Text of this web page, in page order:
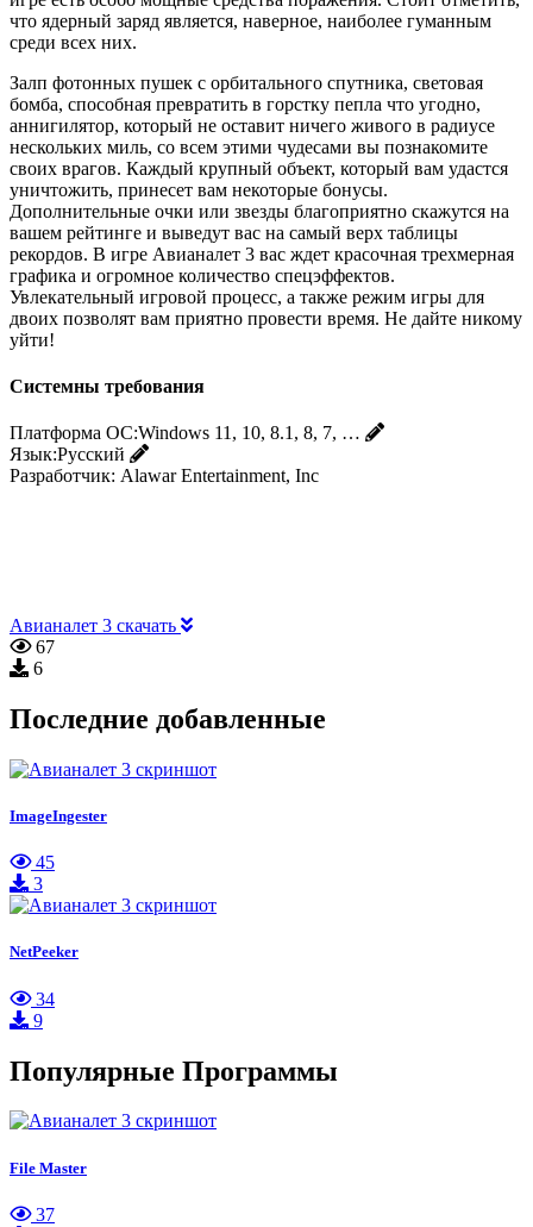
что ядерный заряд является, наверное, наиболее гуманным
среди всех них.
Залп фотонных пушек с орбитального спутника, световая
бомба, способная превратить в горстку пепла что угодно,
аннигилятор, который не оставит ничего живого в радиусе
нескольких миль, со всем этими чудесами вы познакомите
своих врагов. Каждый крупный объект, который вам удастся
уничтожить, принесет вам некоторые бонусы.
Дополнительные очки или звезды благоприятно скажутся на
вашем рейтинге и выведут вас на самый верх таблицы
рекордов. В игре Авианалет 3 вас ждет красочная трехмерная
графика и огромное количество спецэффектов.
Увлекательный игровой процесс, а также режим игры для
двоих позволят вам приятно провести время. Не дайте никому
уйти!
Системны требования
Платформа ОС:Windows 11, 10, 8.1, 8, 7, …
Язык:Русский
Разработчик: Alawar Entertainment, Inc
Авианалет 3 скачать
67
6
Последние добавленные
ImageIngester
45
3
NetPeeker
34
9
Популярные Программы
File Master
37